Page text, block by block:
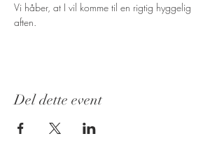
Vi håber, at I vil komme til en rigtig hyggelig
aften.
Del dette event